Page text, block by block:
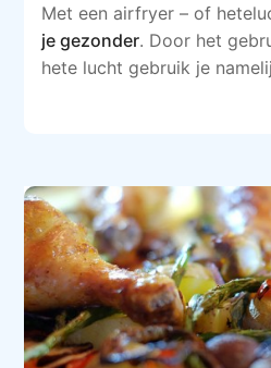
Met een airfryer – of
je gezonder. Door het
hete lucht gebruik je